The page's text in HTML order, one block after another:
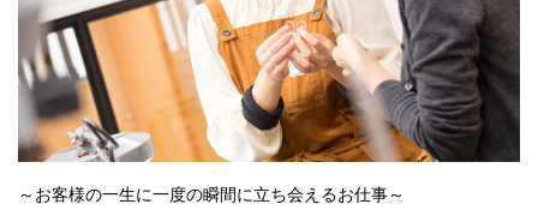
～お客様の一生に一度の瞬間に立ち会えるお仕事～